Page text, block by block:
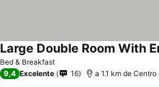
Bed & Breakfast
Large Double Room With
9,4 Excelente 16 a 1.1 km de